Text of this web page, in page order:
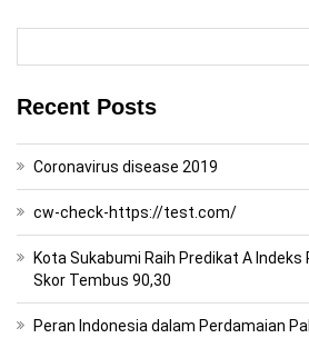
Recent Posts
Coronavirus disease 2019
cw-check-https://test.com/
Kota Sukabumi Raih Predikat A
Skor Tembus 90,30
Peran Indonesia dalam Perdamaian